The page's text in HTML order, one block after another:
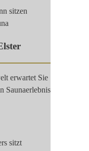
erwartet Sie
Saunaerlebnis